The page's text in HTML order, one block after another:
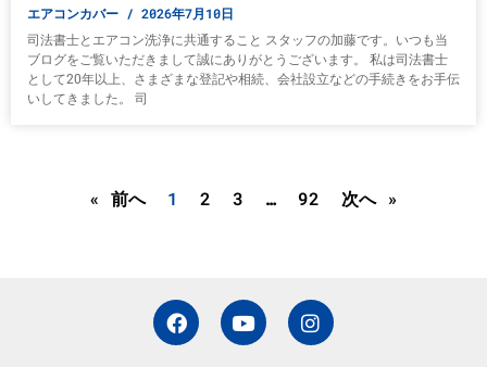
エアコンカバー 2026年7月10日
司法書士とエアコン洗浄に共通すること スタッフの加藤です。いつも当
ブログをご覧いただきまして誠にありがとうございます。 私は司法書士
として20年以上、さまざまな登記や相続、会社設立などの手続きをお手伝
いしてきました。 司
« 前へ 1 2 3 … 92 次へ »
F
a
c
Y
o
u
I
n
s